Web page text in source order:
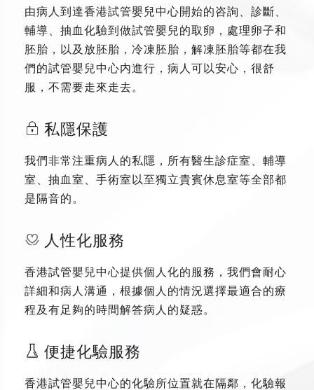
由病人到達香港試管嬰兒中心開始的咨詢、診斷、
輔導、抽血化驗到做試管嬰兒的取卵，處理卵子和
胚胎，以及放胚胎，冷凍胚胎，解凍胚胎等都在我
們的試管嬰兒中心内進行，病人可以安心，很舒
服，不需要走來走去。
私隱保護
我們非常注重病人的私隱，所有醫生診症室、輔導
室、抽血室、手術室以至獨立貴賓休息室等全部都
是隔音的。
人性化服務
香港試管嬰兒中心提供個人化的服務，我們會耐心
詳細和病人溝通，根據個人的情況選擇最適合的療
程及有足夠的時間解答病人的疑惑。
便捷化驗服務
香港試管嬰兒中心的化驗所位置就在隔鄰，化驗報